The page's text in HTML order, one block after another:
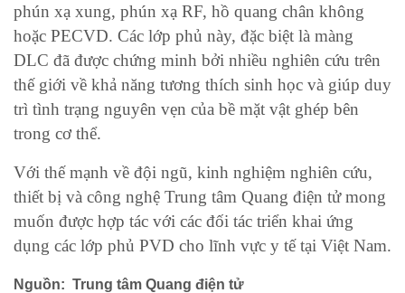
phún xạ xung, phún xạ RF, hồ quang chân không
hoặc PECVD. Các lớp phủ này, đặc biệt là màng
DLC đã được chứng minh bởi nhiều nghiên cứu trên
thế giới về khả năng tương thích sinh học và giúp duy
trì tình trạng nguyên vẹn của bề mặt vật ghép bên
trong cơ thể.
Với thế mạnh về đội ngũ, kinh nghiệm nghiên cứu,
thiết bị và công nghệ Trung tâm Quang điện tử mong
muốn được hợp tác với các đối tác triển khai ứng
dụng các lớp phủ PVD cho lĩnh vực y tế tại Việt Nam.
Nguồn: Trung tâm Quang điện tử